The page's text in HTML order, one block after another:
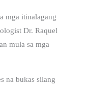
mga itinalagang
Dr. Raquel
mula sa mga
na bukas silang